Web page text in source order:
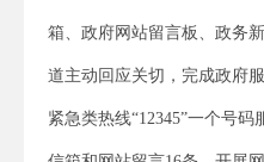
箱、政府网站留言板、政务
道主动回应关切，完成政府
紧急类热线“12345”一个号